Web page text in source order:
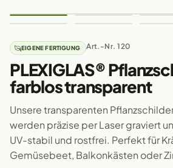
EIGENE FERTIGUNG Art.-Nr. 120
PLEXIGLAS®
farblos transparent
Unsere transparenten
werden präzise per Laser graviert
UV-stabil und rostfrei. Perfekt für
Gemüsebeet, Balkonkästen oder